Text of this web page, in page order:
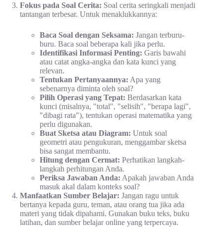
Fokus pada Soal Cerita: Soal cerita seringkali menjadi
tantangan terbesar. Untuk menaklukkannya:
Baca Soal dengan Seksama: Jangan terburu-
buru. Baca soal beberapa kali jika perlu.
Identifikasi Informasi Penting: Garis bawahi
atau catat angka-angka dan kata kunci yang
relevan.
Tentukan Pertanyaannya: Apa yang
sebenarnya diminta oleh soal?
Pilih Operasi yang Tepat: Berdasarkan kata
kunci (misalnya, "total", "selisih", "berapa lagi",
"dibagi rata"), tentukan operasi matematika yang
perlu digunakan.
Buat Sketsa atau Diagram: Untuk soal
geometri atau pengukuran, menggambar sketsa
bisa sangat membantu.
Hitung dengan Cermat: Perhatikan langkah-
langkah perhitungan Anda.
Periksa Jawaban Anda: Apakah jawaban Anda
masuk akal dalam konteks soal?
Manfaatkan Sumber Belajar: Jangan ragu untuk
bertanya kepada guru, teman, atau orang tua jika ada
materi yang tidak dipahami. Gunakan buku teks, buku
latihan, dan sumber belajar online yang terpercaya.